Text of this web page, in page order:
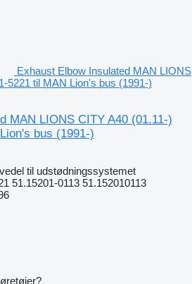
Exhaust Elbow Insulated MAN LIONS
5221 til MAN Lion's bus (1991-)
MAN LIONS CITY A40 (01.11-)
bus (1991-)
til udstødningssystemet
51.15201-0113 51.152010113